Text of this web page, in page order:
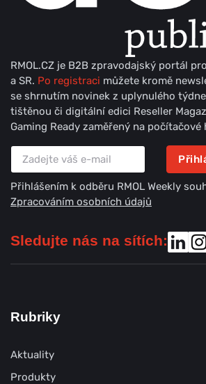
RMOL.CZ je B2B zpravodajský portál
a SR. Po registraci můžete kromě
se shrnutím novinek z uplynulého
tištěnou či digitální edici Reseller
Gaming Ready zaměřený na počítačové
Přihlášením k odběru RMOL Weekly
Zpracováním osobních údajů
Sledujte nás na sítích:
Rubriky
Aktuality
Produkty